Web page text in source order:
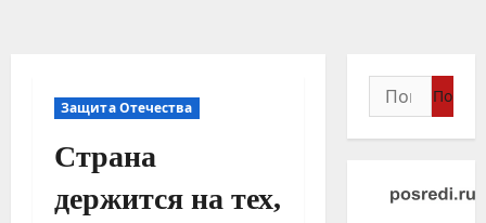
Защита Отечества
Страна
держится на тех,
Найти: